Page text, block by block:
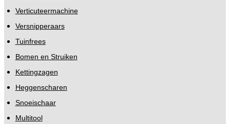
Verticuteermachine
Versnipperaars
Tuinfrees
Bomen en Struiken
Kettingzagen
Heggenscharen
Snoeischaar
Multitool